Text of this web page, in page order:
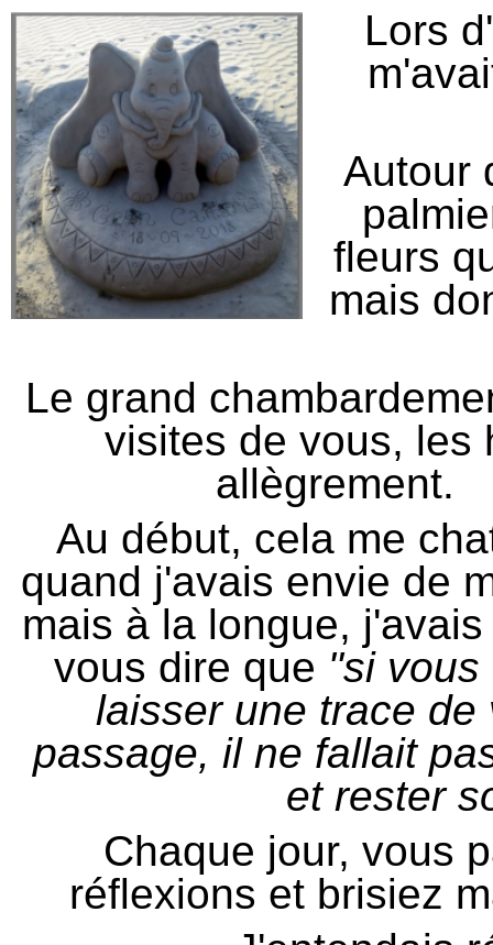
Lors
Autour
fleurs
mais
Le grand
visites de vous, les
allègrement.
Au début, cela me
quand j'avais envie de
mais à la longue,
vous dire que "si
laisser une trace de
passage, il ne fallait
et rester
Chaque jour, vous
réflexions et brisiez